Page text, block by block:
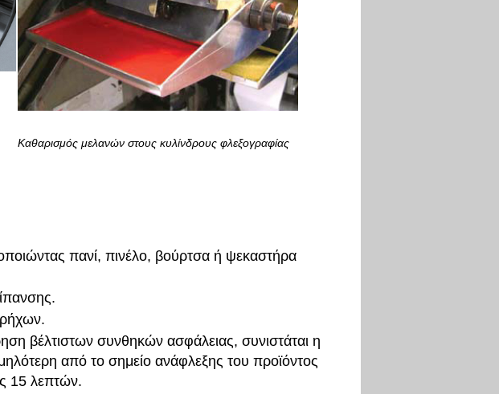
Καθαρισμός μελανών στους κυλίνδρους φλεξογραφίας
πανί, πινέλο, βούρτσα ή ψεκαστήρα
βέλτιστων συνθηκών ασφάλειας, συνιστάται η
από το σημείο ανάφλεξης του προϊόντος
15 λεπτών.